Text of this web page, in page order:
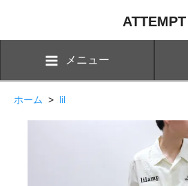
ATTEMPT
メニュー
ホーム > lil